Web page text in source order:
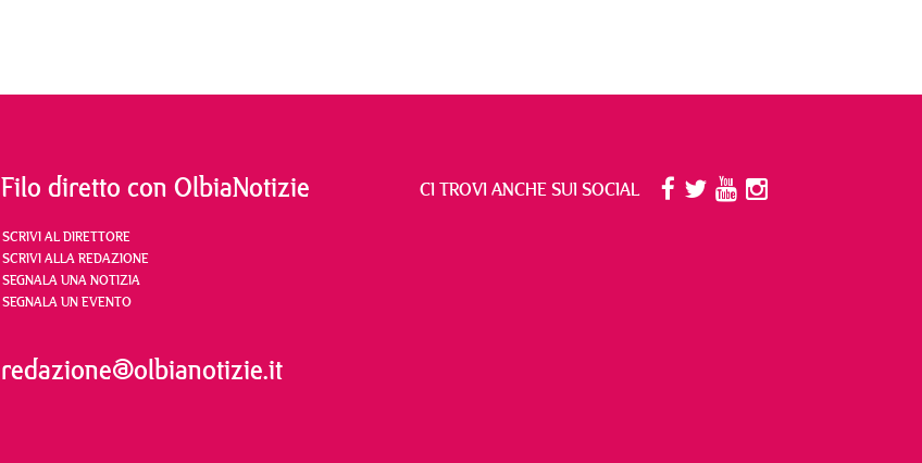
Filo diretto con OlbiaNotizie
SCRIVI AL DIRETTORE
SCRIVI ALLA REDAZIONE
SEGNALA UNA NOTIZIA
SEGNALA UN EVENTO
redazione@olbianotizie.it
CI TROVI ANCHE SUI SOCIAL